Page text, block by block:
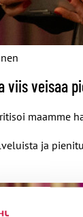
viis veisaa
maamme
ja